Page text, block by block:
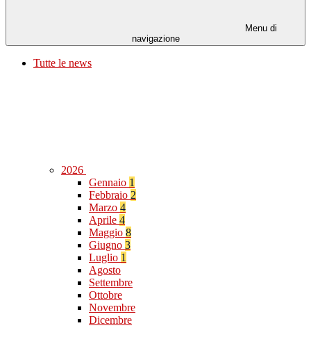
Menu di
navigazione
Tutte le news
2026
Gennaio 1
Febbraio 2
Marzo 4
Aprile 4
Maggio 8
Giugno 3
Luglio 1
Agosto
Settembre
Ottobre
Novembre
Dicembre